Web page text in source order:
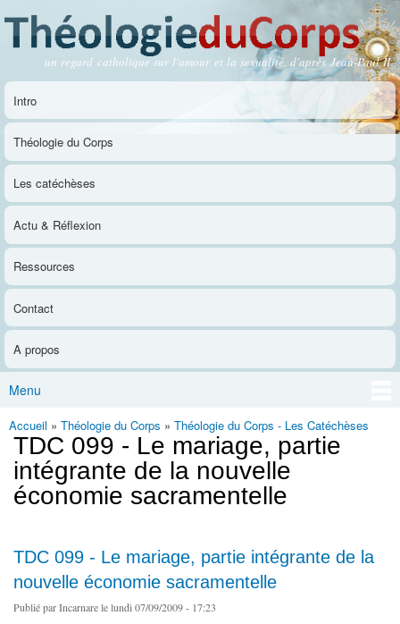
contenu
principal
Théologie du Corps
un regard catholique sur l'amour et la sexualité, d'après Jean-Paul II
Menu principal
Intro
Théologie du Corps
Les catéchèses
Actu & Réflexion
Ressources
Contact
A propos
Menu
Vous êtes ici
Accueil » Théologie du Corps » Théologie du Corps - Les Catéchèses
TDC 099 - Le mariage, partie
intégrante de la nouvelle
économie sacramentelle
TDC 099 - Le mariage, partie intégrante de la
nouvelle économie sacramentelle
Publié parIncarnarele lundi 07/09/2009 - 17:23